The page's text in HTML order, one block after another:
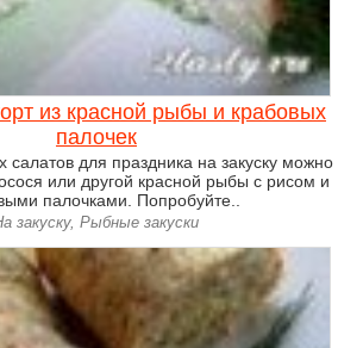
из красной рыбы и крабовых
палочек
салатов для праздника на закуску можно
или другой красной рыбы с рисом и
палочками. Попробуйте..
закуску, Рыбные закуски